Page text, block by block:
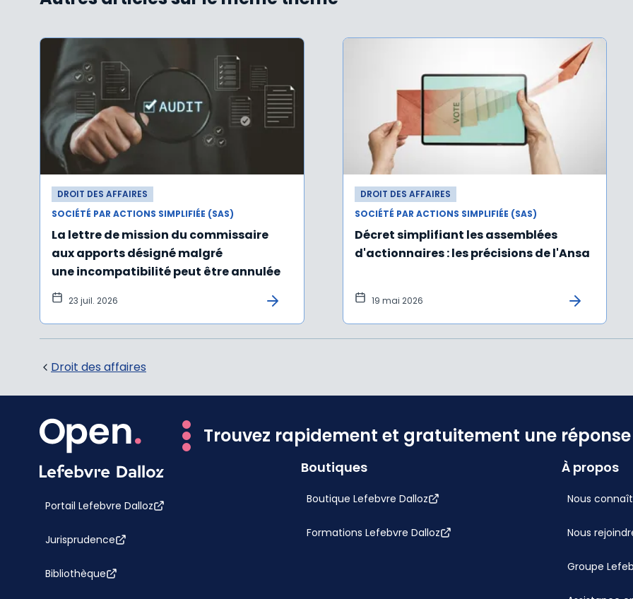
DROIT DES AFFAIRES
SOCIÉTÉ PAR ACTIONS SIMPLIFIÉE (SAS)
La lettre de mission du commissaire
aux apports désigné malgré
une incompatibilité peut être annulée
23 juil. 2026
DROIT DES AFFAIRES
SOCIÉTÉ PAR ACTIONS SIMPLIFIÉE (SAS)
Décret simplifiant les assemblées
d'actionnaires : les précisions de l'Ansa
19 mai 2026
Droit des affaires
Trouvez rapidement et gratuitement une
Portail Lefebvre Dalloz
Jurisprudence
Bibliothèque
Boutiques
Boutique Lefebvre Dalloz
Formations Lefebvre Dalloz
À propos
Nous
Nous
Groupe